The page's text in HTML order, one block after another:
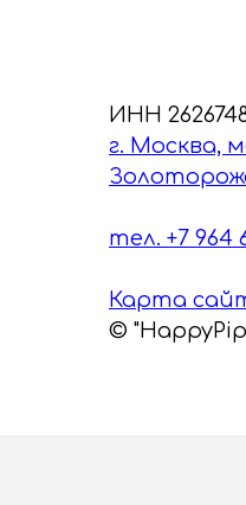
ИНН
г. Москва,
тел. +7 964
Карта
©